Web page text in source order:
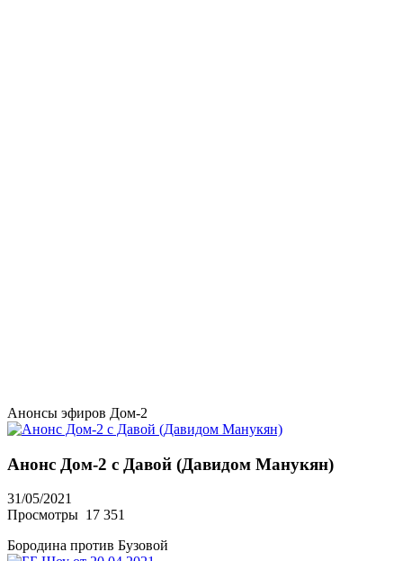
Анонсы эфиров Дом-2
Анонс Дом-2 с Давой (Давидом Манукян)
31/05/2021
Просмотры 17 351
Бородина против Бузовой